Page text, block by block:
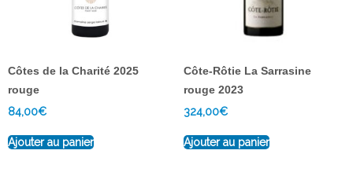
Côtes de la Charité 2025
rouge
84,00€
Ajouter au panier
Côte-Rôtie La Sarrasine
rouge 2023
324,00€
Ajouter au panier